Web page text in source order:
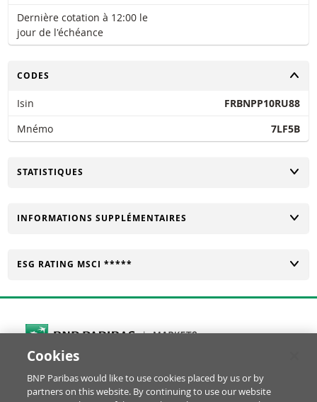
Dernière cotation à 12:00 le
jour de l'échéance
CHANGER
CODES
Isin
FRBNPP10RU88
Mnémo
7LF5B
CHANGER
STATISTIQUES
CHANGER
INFORMATIONS SUPPLÉMENTAIRES
CHANGER
ESG RATING MSCI *****
Cookies Settings
© BNP Paribas Produits de Bourse 2026
Cookies
BNP Paribas would like to use cookies placed by us or by
partners on this website. By continuing to use our website